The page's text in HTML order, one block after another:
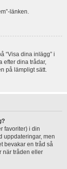
länken.
“Visa dina inlägg” i
efter dina trådar,
på lämpligt sätt.
favoriter) i din
uppdateringar, men
bevakar en tråd så
när tråden eller